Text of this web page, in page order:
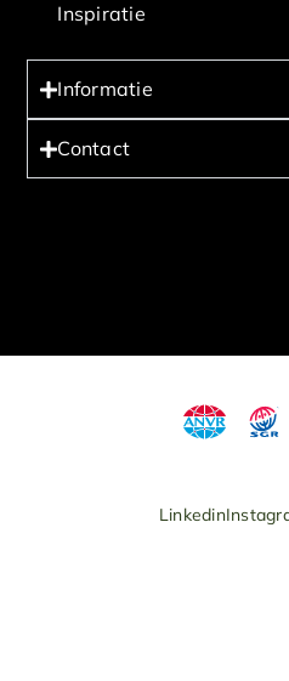
Inspiratie
Informatie
Contact
Linkedin